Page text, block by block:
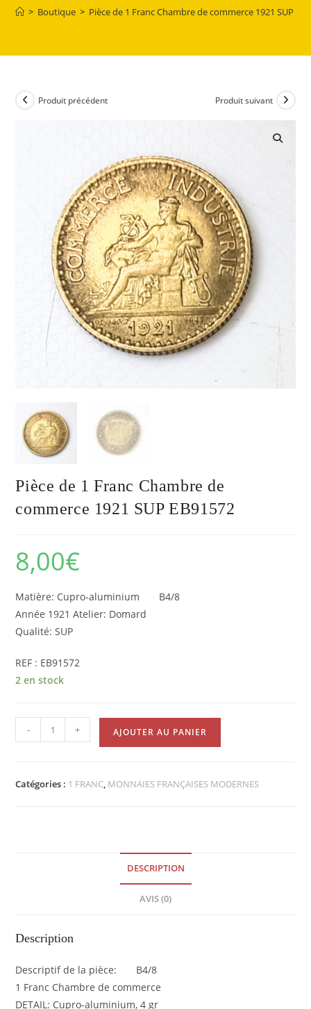
> Boutique > Pièce de 1 Franc Chambre de commerce 1921 SUP
Produit précédent Produit suivant
Pièce de 1 Franc Chambre de
commerce 1921 SUP EB91572
8,00€
Matière: Cupro-aluminium B4/8
Année 1921 Atelier: Domard
Qualité: SUP
REF : EB91572
2 en stock
quantité
de
- + AJOUTER AU PANIER
Catégories : 1 FRANC, MONNAIES FRANÇAISES MODERNES
DESCRIPTION
AVIS (0)
Description
Descriptif de la pièce: B4/8
1 Franc Chambre de commerce
DETAIL: Cupro-aluminium, 4 gr